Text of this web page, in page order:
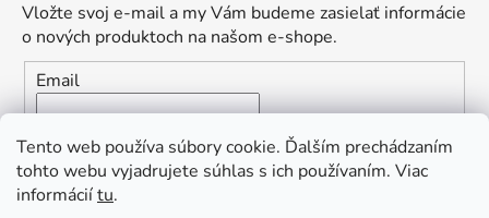
Tento web používa súbory cookie. Ďalším prechádzaním
tohto webu vyjadrujete súhlas s ich používaním. Viac
informáciítu.
Vložte svoj e-mail a my Vám budeme zasielať informácie
o nových produktoch na našom e-shope.
Email
Vložením e-mailu súhlasíte s
podmienkami ochrany
osobných údajov